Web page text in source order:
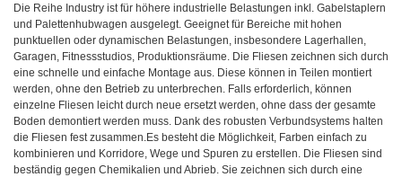
Die Reihe Industry ist für höhere industrielle Belastungen inkl. Gabelstaplern
und Palettenhubwagen ausgelegt. Geeignet für Bereiche mit hohen
punktuellen oder dynamischen Belastungen, insbesondere Lagerhallen,
Garagen, Fitnessstudios, Produktionsräume. Die Fliesen zeichnen sich durch
eine schnelle und einfache Montage aus. Diese können in Teilen montiert
werden, ohne den Betrieb zu unterbrechen. Falls erforderlich, können
einzelne Fliesen leicht durch neue ersetzt werden, ohne dass der gesamte
Boden demontiert werden muss. Dank des robusten Verbundsystems halten
die Fliesen fest zusammen.Es besteht die Möglichkeit, Farben einfach zu
kombinieren und Korridore, Wege und Spuren zu erstellen. Die Fliesen sind
beständig gegen Chemikalien und Abrieb. Sie zeichnen sich durch eine